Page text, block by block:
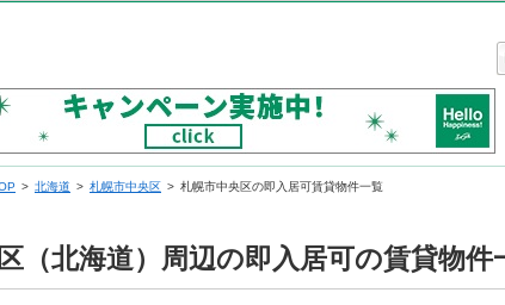
北海道 札幌市中央区 札幌市中央区の即入居可賃貸物件一覧
（北海道）周辺の即入居可の賃貸物件